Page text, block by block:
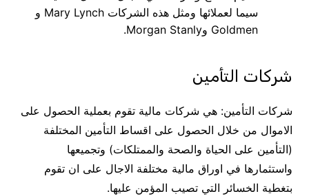
سيما لعملائها ومثل هذه الشركات Mary Lynch و
Goldmen وMorgan Stanly.
شركات التأمين
شركات التأمين: هي شركات مالية تقوم بعملية الحصول على
الاموال من خلال الحصول على اقساط التأمين المختلفة
(التأمين على الحياة والصحة والممتلكات) وتجميعها
واستثمارها في اوراق مالية مختلفة الاجال على ان تقوم
بتغطية الخسائر التي تصيب المؤمن عليها.